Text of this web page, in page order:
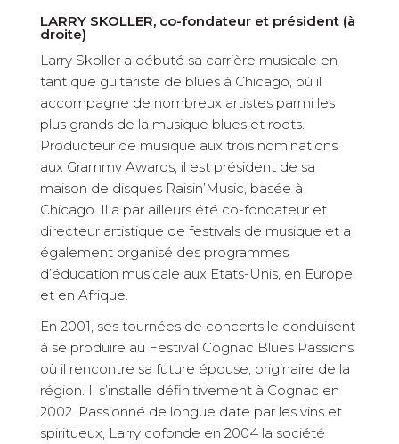
LARRY SKOLLER, co-fondateur et président (à
droite)
Larry Skoller a débuté sa carrière musicale en
tant que guitariste de blues à Chicago, où il
accompagne de nombreux artistes parmi les
plus grands de la musique blues et roots.
Producteur de musique aux trois nominations
aux Grammy Awards, il est président de sa
maison de disques Raisin’Music, basée à
Chicago. Il a par ailleurs été co-fondateur et
directeur artistique de festivals de musique et a
également organisé des programmes
d’éducation musicale aux Etats-Unis, en Europe
et en Afrique.
En 2001, ses tournées de concerts le conduisent
à se produire au Festival Cognac Blues Passions
où il rencontre sa future épouse, originaire de la
région. Il s’installe définitivement à Cognac en
2002. Passionné de longue date par les vins et
spiritueux, Larry cofonde en 2004 la société